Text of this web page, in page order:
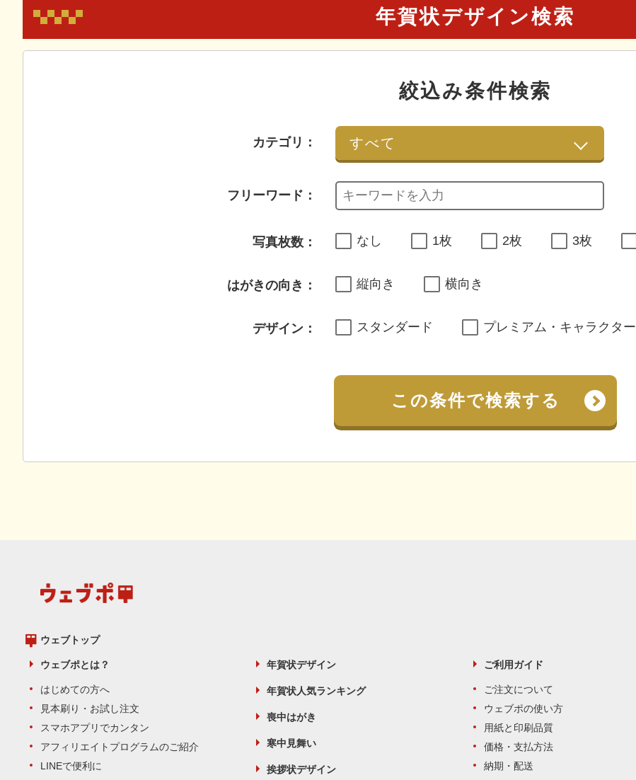
年賀状デザイン検索
絞込み条件検索
カテゴリ：
フリーワード：
写真枚数： なし 1枚 2枚 3枚
はがきの向き： 縦向き 横向き
デザイン： スタンダード プレミアム・キャラクター
この条件で検索する
ウェブトップ
ウェブポとは？
はじめての方へ
見本刷り・お試し注文
スマホアプリでカンタン
アフィリエイトプログラムのご紹介
LINEで便利に
年賀状デザイン
年賀状人気ランキング
喪中はがき
寒中見舞い
挨拶状デザイン
ご利用ガイド
ご注文について
ウェブポの使い方
用紙と印刷品質
価格・支払方法
納期・配送